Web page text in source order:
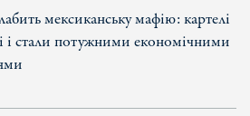
мексиканську мафію: картелі
і стали потужними економічними